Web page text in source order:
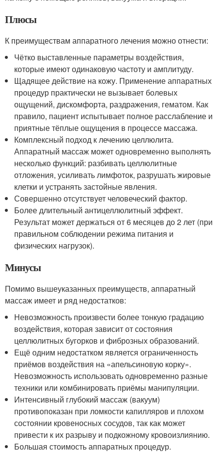
Плюсы
К преимуществам аппаратного лечения можно отнести:
Чётко выставленные параметры воздействия,
которые имеют одинаковую частоту и амплитуду.
Щадящее действие на кожу. Применение аппаратных
процедур практически не вызывает болевых
ощущений, дискомфорта, раздражения, гематом. Как
правило, пациент испытывает полное расслабление и
приятные тёплые ощущения в процессе массажа.
Комплексный подход к лечению целлюлита.
Аппаратный массаж может одновременно выполнять
несколько функций: разбивать целлюлитные
отложения, усиливать лимфоток, разрушать жировые
клетки и устранять застойные явления.
Совершенно отсутствует человеческий фактор.
Более длительный антицеллюлитный эффект.
Результат может держаться от 6 месяцев до 2 лет (при
правильном соблюдении режима питания и
физических нагрузок).
Минусы
Помимо вышеуказанных преимуществ, аппаратный
массаж имеет и ряд недостатков:
Невозможность произвести более тонкую градацию
воздействия, которая зависит от состояния
целлюлитных бугорков и фиброзных образований.
Ещё одним недостатком является ограниченность
приёмов воздействия на «апельсиновую корку».
Невозможность использовать одновременно разные
техники или комбинировать приёмы манипуляции.
Интенсивный глубокий массаж (вакуум)
противопоказан при ломкости капилляров и плохом
состоянии кровеносных сосудов, так как может
привести к их разрыву и подкожному кровоизлиянию.
Большая стоимость аппаратных процедур.